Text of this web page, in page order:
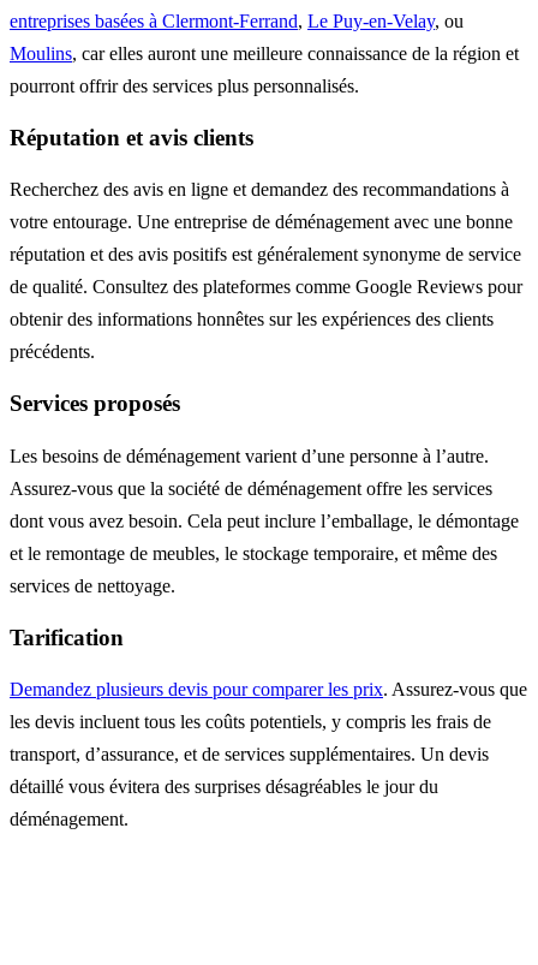
entreprises basées à Clermont-Ferrand, Le Puy-en-Velay, ou
Moulins, car elles auront une meilleure connaissance de la région et
pourront offrir des services plus personnalisés.
Réputation et avis clients
Recherchez des avis en ligne et demandez des recommandations à
votre entourage. Une entreprise de déménagement avec une bonne
réputation et des avis positifs est généralement synonyme de service
de qualité. Consultez des plateformes comme Google Reviews pour
obtenir des informations honnêtes sur les expériences des clients
précédents.
Services proposés
Les besoins de déménagement varient d’une personne à l’autre.
Assurez-vous que la société de déménagement offre les services
dont vous avez besoin. Cela peut inclure l’emballage, le démontage
et le remontage de meubles, le stockage temporaire, et même des
services de nettoyage.
Tarification
Demandez plusieurs devis pour comparer les prix. Assurez-vous que
les devis incluent tous les coûts potentiels, y compris les frais de
transport, d’assurance, et de services supplémentaires. Un devis
détaillé vous évitera des surprises désagréables le jour du
déménagement.